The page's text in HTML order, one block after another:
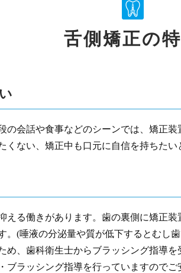
舌側矯正の
会話や食事などのシーンでは、矯正装
ない、矯正中も口元に自信を持ちたい
る働きがあります。歯の裏側に矯正
。(唾液の分泌量や質が低下するとむし
、歯科衛生士からブラッシング指導
ラッシング指導を行っていますのでご